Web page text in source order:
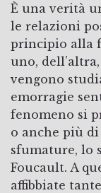
È una verità
le relazioni
principio alla
uno,
vengono
emorragie
fenomeno si
o anche più
sfumature, lo
Foucault. A
affibbiate